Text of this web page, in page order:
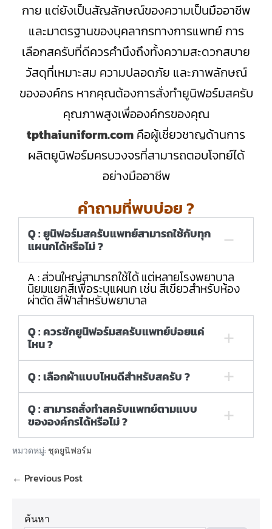
กาย แต่ยังเป็นสัญลักษณ์ของความเป็นมืออาชีพ
และมาตรฐานของบุคลากรทางการแพทย์ การ
เลือกสครับที่ดีควรคำนึงถึงทั้งความสะดวกสบาย
วัสดุที่เหมาะสม ความปลอดภัย และภาพลักษณ์
ขององค์กร หากคุณต้องการสั่งทำยูนิฟอร์มสครับ
คุณภาพสูงเพื่อองค์กรของคุณ
tpthaiuniform.com คือผู้เชี่ยวชาญด้านการ
ผลิตยูนิฟอร์มครบวงจรที่สามารถตอบโจทย์ได้
อย่างมืออาชีพ
คำถามที่พบบ่อย ?
Q : ยูนิฟอร์มสครับแพทย์สามารถใช้กับทุก
แผนกได้หรือไม่ ?
A : ส่วนใหญ่สามารถใช้ได้ แต่หลายโรงพยาบาล
นิยมแยกสีเพื่อระบุแผนก เช่น สีเขียวสำหรับห้อง
ผ่าตัด สีฟ้าสำหรับพยาบาล
Q : ควรซักยูนิฟอร์มสครับแพทย์บ่อยแค่
ไหน ?
Q : เลือกผ้าแบบไหนดีสำหรับสครับ ?
Q : สามารถสั่งทำสครับแพทย์ตามแบบ
ขององค์กรได้หรือไม่ ?
หมวดหมู่: ชุดยูนิฟอร์ม
← Previous Post
ค้นหา